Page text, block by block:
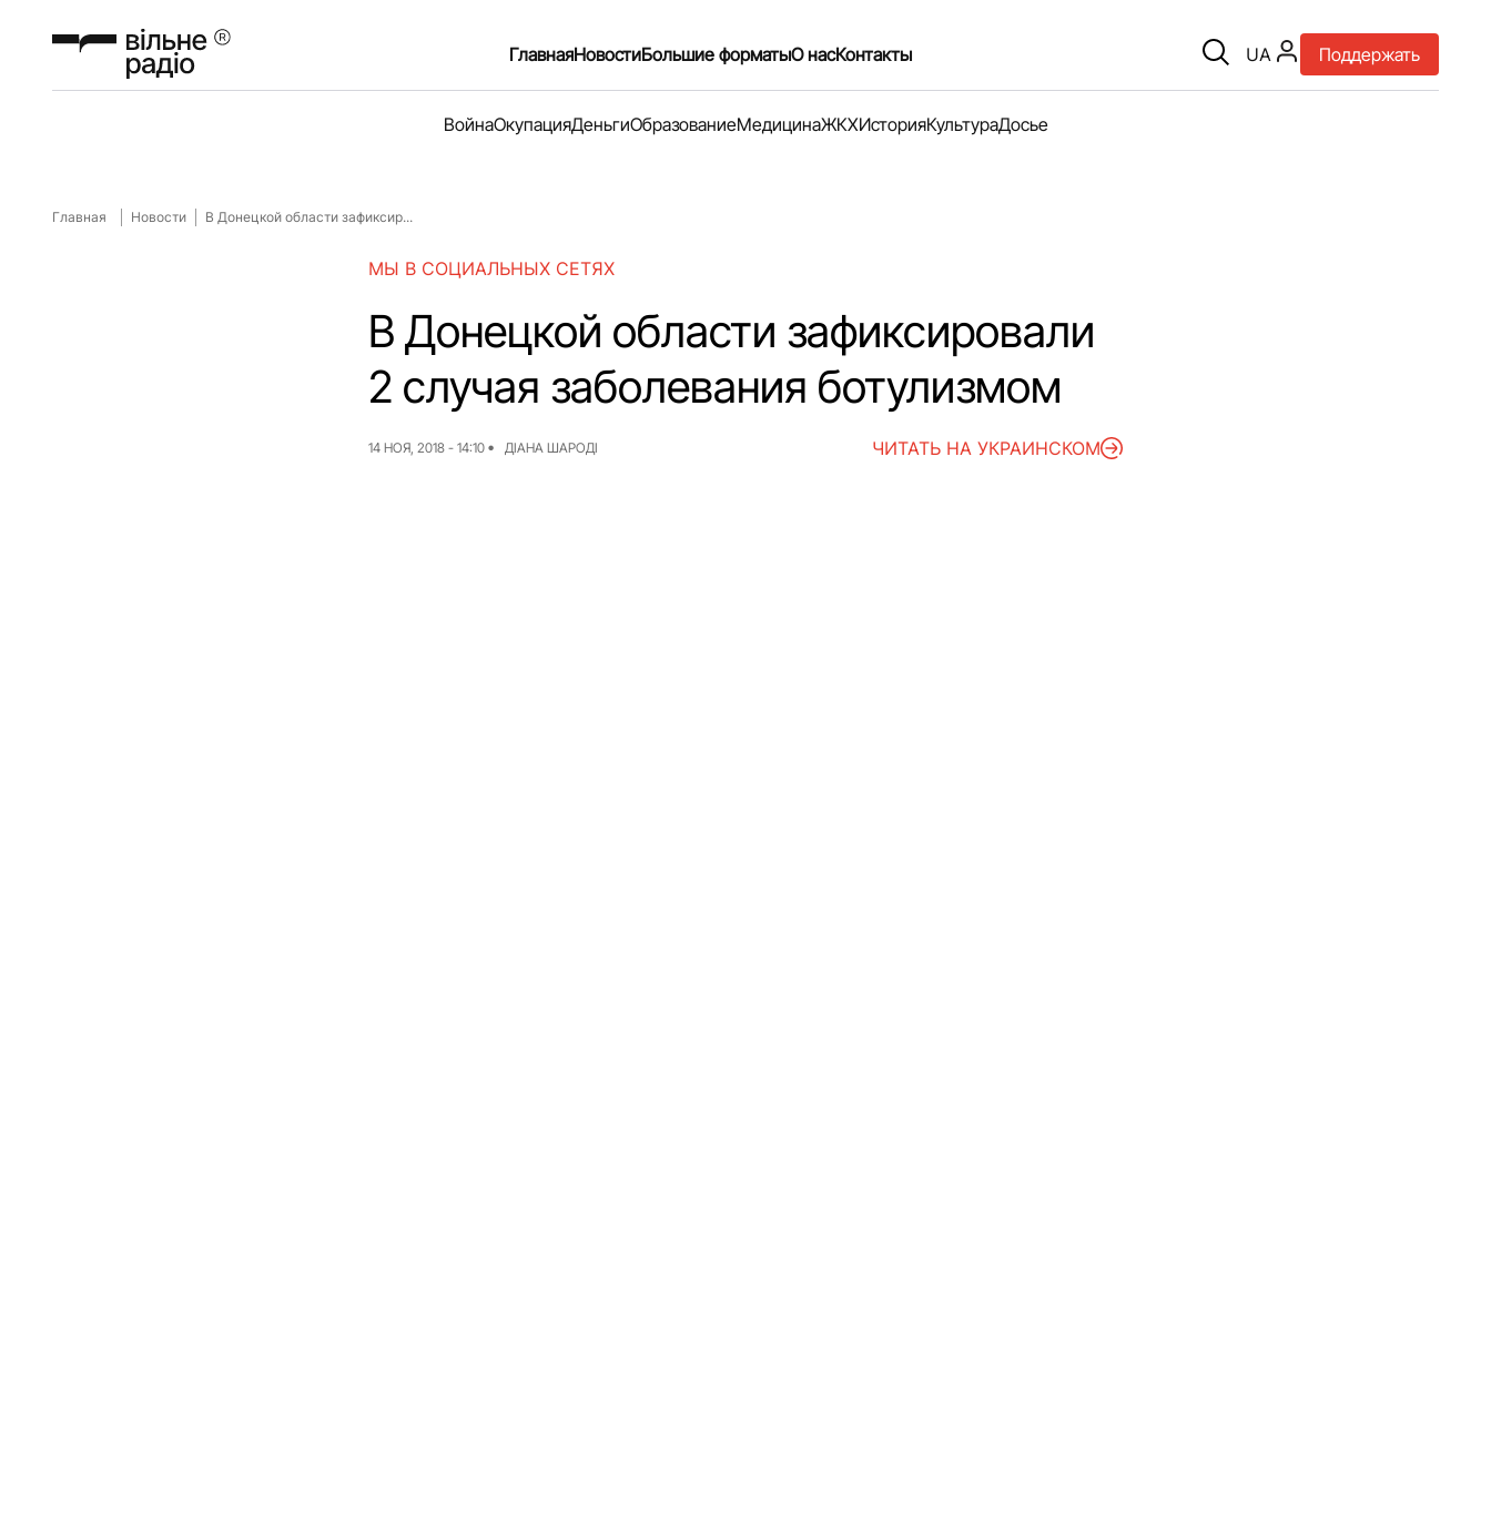
ГлавнаяНовостиБольшие форматыО насКонтакты UA Поддержать
ВойнаОкупацияДеньгиОбразованиеМедицинаЖКХИсторияКультураДосье
Главная Новости В Донецкой области зафиксир...
МЫ В СОЦИАЛЬНЫХ СЕТЯХ
В Донецкой области зафиксировали
2 случая заболевания ботулизмом
14 НОЯ, 2018 - 14:10 ДІАНА ШАРОДІ ЧИТАТЬ НА УКРАИНСКОМ